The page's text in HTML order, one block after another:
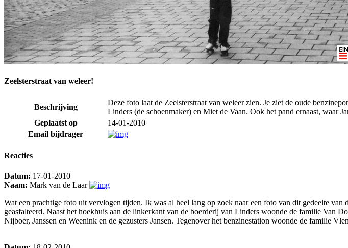
Zeelsterstraat van weleer!
Beschrijving
Deze foto laat de Zeelsterstraat van weleer zien. Je ziet de oude
Linders (de schoenmaker) en Miet de Vaan. Ook het pand ernaast, waar
Geplaatst op
14-01-2010
Email bijdrager
Reacties
Datum: 17-01-2010
Naam: Mark van de Laar
Wat een prachtige foto uit vervlogen tijden. Ik was al heel lang op zoek naar een foto van dit gedeelte
geasfalteerd. Naast het hoekhuis aan de linkerkant van de boerderij van Linders woonde de familie Van
Nijboer, Janssen en Weenink en de gezusters Jansen. Tegenover het benzinestation woonde de familie